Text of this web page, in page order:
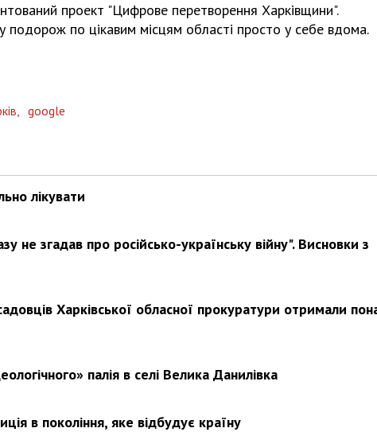
проект "Цифрове перетворення Харківщини".
подорож по цікавим місцям області просто у себе вдома.
google
лікувати
не згадав про російсько-українську війну". Висновки з
Харківської обласної прокуратури отримали
палія в селі Велика Данилівка
в покоління, яке відбудує країну